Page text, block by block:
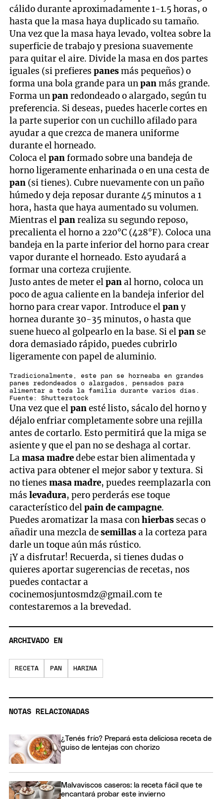
cálido durante aproximadamente 1-1.5 horas, o
hasta que la masa haya duplicado su tamaño.
Una vez que la masa haya levado, voltea sobre la
superficie de trabajo y presiona suavemente
para quitar el aire. Divide la masa en dos partes
iguales (si prefierespanesmás pequeños) o
forma una bola grande para unpanmás grande.
Forma unpanredondeado o alargado, según tu
preferencia. Si deseas, puedes hacerle cortes en
la parte superior con un cuchillo afilado para
ayudar a que crezca de manera uniforme
durante el horneado.
Coloca elpanformado sobre una bandeja de
horno ligeramente enharinada o en una cesta de
pan (si tienes). Cubre nuevamente con un paño
húmedo y deja reposar durante 45 minutos a 1
hora, hasta que haya aumentado su volumen.
Mientras elpanrealiza su segundo reposo,
precalienta el horno a 220°C (428°F). Coloca una
bandeja en la parte inferior del horno para crear
vapor durante el horneado. Esto ayudará a
formar una corteza crujiente.
Justo antes de meter elpanal horno, coloca un
poco de agua caliente en la bandeja inferior del
horno para crear vapor. Introduce elpany
hornea durante 30-35 minutos, o hasta que
suene hueco al golpearlo en la base. Si elpan se
dora demasiado rápido, puedes cubrirlo
ligeramente con papel de aluminio.
Tradicionalmente, este pan se horneaba en grandes
panes redondeados o alargados, pensados para
alimentar a toda la familia durante varios días.
Fuente: Shutterstock
Una vez que elpanesté listo, sácalo del horno y
déjalo enfriar completamente sobre una rejilla
antes de cortarlo. Esto permitirá que la miga se
asiente y que el pan no se deshaga al cortar.
Lamasa madredebe estar bien alimentada y
activa para obtener el mejor sabor y textura. Si
no tienesmasa madre, puedes reemplazarla con
máslevadura, pero perderás ese toque
característico delpain de campagne.
Puedes aromatizar la masa conhierbas secas o
añadir una mezcla desemillasa la corteza para
darle un toque aún más rústico.
¡Y a disfrutar! Recuerda, si tienes dudas o
quieres aportar sugerencias de recetas, nos
puedes contactar a
cocinemosjuntosmdz@gmail.comte
contestaremos a la brevedad.
ARCHIVADO EN
RECETA PAN HARINA
NOTAS RELACIONADAS
¿Tenés frío? Prepará esta deliciosa receta de
guiso de lentejas con chorizo
Malvaviscos caseros: la receta fácil que te
encantará probar este invierno